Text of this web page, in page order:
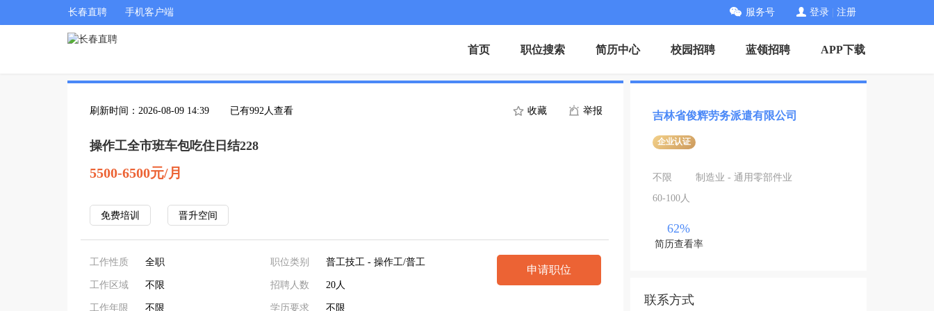
长春直聘 手机客户端 服务号 登录 注册
首页 职位搜索 简历中心 校园招聘 蓝领招聘 APP下载
刷新时间：2026-08-09 14:39 已有992人查看 收藏 举报
操作工全市班车包吃住日结228
5500-6500元/月
免费培训 晋升空间
工作性质 全职
工作区域 不限
工作年限 不限
职位类别 普工技工 - 操作工/普工
招聘人数 20人
学历要求 不限
申请职位
吉林省俊辉劳务派遣有限公司
企业认证
不限
制造业 - 通用零部件业
60-100人
62%
简历查看率
联系方式